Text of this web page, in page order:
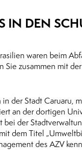
IN DEN
waren beim
zusammen mit
der Stadt Caruaru,
an der dortigen
bei der
dem Titel
des AZV